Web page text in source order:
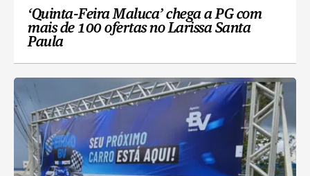
‘Quinta-Feira Maluca’ chega a PG com
mais de 100 ofertas no Larissa Santa
Paula